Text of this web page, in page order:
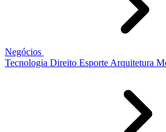
Negócios
Tecnologia Direito Esporte Arquitetura